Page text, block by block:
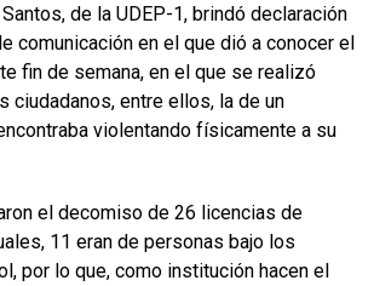
de la UDEP-1, brindó declaración
comunicación en el que dió a conocer el
fin de semana, en el que se realizó
ciudadanos, entre ellos, la de un
violentando físicamente a su
el decomiso de 26 licencias de
11 eran de personas bajo los
por lo que, como institución hacen el